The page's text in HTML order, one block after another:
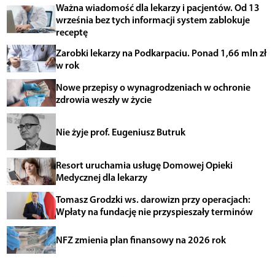
Ważna wiadomość dla lekarzy i pacjentów. Od 13
września bez tych informacji system zablokuje
receptę
Zarobki lekarzy na Podkarpaciu. Ponad 1,66 mln zł
w rok
Nowe przepisy o wynagrodzeniach w ochronie
zdrowia weszły w życie
Nie żyje prof. Eugeniusz Butruk
Resort uruchamia usługę Domowej Opieki
Medycznej dla lekarzy
Tomasz Grodzki ws. darowizn przy operacjach:
Wpłaty na fundację nie przyspieszały terminów
NFZ zmienia plan finansowy na 2026 rok